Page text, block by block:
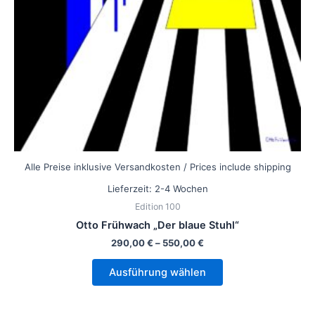
Alle Preise inklusive Versandkosten / Prices include shipping
Lieferzeit: 2-4 Wochen
Edition 100
Otto Frühwach „Der blaue Stuhl“
290,00€ – 550,00€
Ausführung wählen
können
auf
der
Produktseite
gewählt
werden